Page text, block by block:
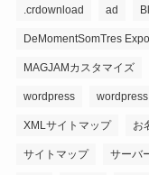
.crdownload ad
DeMomentSomTres
MAGJAMカスタマイズ
wordpress
XMLサイトマップ お
サイトマップ サーバ